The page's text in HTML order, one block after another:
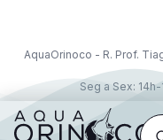
AquaOrinoco - R. Prof.
Seg a Sex: